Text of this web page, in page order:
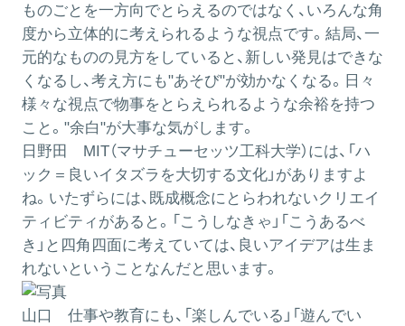
ものごとを一方向でとらえるのではなく、いろんな角
度から立体的に考えられるような視点です。結局、一
元的なものの見方をしていると、新しい発見はできな
くなるし、考え方にも"あそび"が効かなくなる。日々
様々な視点で物事をとらえられるような余裕を持つ
こと。"余白"が大事な気がします。
日野田 MIT（マサチューセッツ工科大学）には、「ハ
ック＝良いイタズラを大切する文化」がありますよ
ね。いたずらには、既成概念にとらわれないクリエイ
ティビティがあると。「こうしなきゃ」「こうあるべ
き」と四角四面に考えていては、良いアイデアは生ま
れないということなんだと思います。
山口 仕事や教育にも、「楽しんでいる」「遊んでい